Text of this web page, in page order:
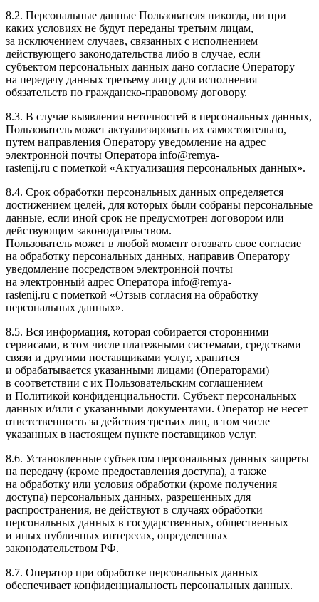
8.2. Персональные данные Пользователя никогда, ни при
каких условиях не будут переданы третьим лицам,
за исключением случаев, связанных с исполнением
действующего законодательства либо в случае, если
субъектом персональных данных дано согласие Оператору
на передачу данных третьему лицу для исполнения
обязательств по гражданско-правовому договору.
8.3. В случае выявления неточностей в персональных данных,
Пользователь может актуализировать их самостоятельно,
путем направления Оператору уведомление на адрес
электронной почты Оператора info@remya-
rastenij.ru с пометкой «Актуализация персональных данных».
8.4. Срок обработки персональных данных определяется
достижением целей, для которых были собраны персональные
данные, если иной срок не предусмотрен договором или
действующим законодательством.
Пользователь может в любой момент отозвать свое согласие
на обработку персональных данных, направив Оператору
уведомление посредством электронной почты
на электронный адрес Оператора info@remya-
rastenij.ru с пометкой «Отзыв согласия на обработку
персональных данных».
8.5. Вся информация, которая собирается сторонними
сервисами, в том числе платежными системами, средствами
связи и другими поставщиками услуг, хранится
и обрабатывается указанными лицами (Операторами)
в соответствии с их Пользовательским соглашением
и Политикой конфиденциальности. Субъект персональных
данных и/или с указанными документами. Оператор не несет
ответственность за действия третьих лиц, в том числе
указанных в настоящем пункте поставщиков услуг.
8.6. Установленные субъектом персональных данных запреты
на передачу (кроме предоставления доступа), а также
на обработку или условия обработки (кроме получения
доступа) персональных данных, разрешенных для
распространения, не действуют в случаях обработки
персональных данных в государственных, общественных
и иных публичных интересах, определенных
законодательством РФ.
8.7. Оператор при обработке персональных данных
обеспечивает конфиденциальность персональных данных.